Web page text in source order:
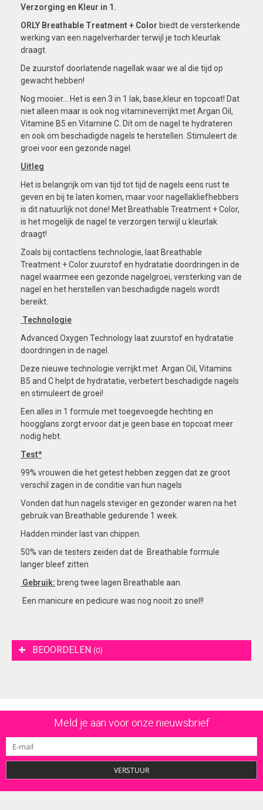
Verzorging en Kleur in 1.
ORLY Breathable Treatment + Color biedt de versterkende
werking van een nagelverharder terwijl je toch kleurlak
draagt.
De zuurstof doorlatende nagellak waar we al die tijd op
gewacht hebben!
Nog mooier... Het is een 3 in 1 lak, base,kleur en topcoat! Dat
niet alleen maar is ook nog vitamineverrijkt met Argan Oil,
Vitamine B5 en Vitamine C. Dit om de nagel te hydrateren
en ook om beschadigde nagels te herstellen. Stimuleert de
groei voor een gezonde nagel.
Uitleg
Het is belangrijk om van tijd tot tijd de nagels eens rust te
geven en bij te laten komen, maar voor nagellakliefhebbers
is dit natuurlijk not done! Met Breathable Treatment + Color,
is het mogelijk de nagel te verzorgen terwijl u kleurlak
draagt!
Zoals bij contactlens technologie, laat Breathable
Treatment + Color zuurstof en hydratatie doordringen in de
nagel waarmee een gezonde nagelgroei, versterking van de
nagel en het herstellen van beschadigde nagels wordt
bereikt.
Technologie
Advanced Oxygen Technology laat zuurstof en hydratatie
doordringen in de nagel.
Deze nieuwe technologie verrijkt met Argan Oil, Vitamins
B5 and C helpt de hydratatie, verbetert beschadigde nagels
en stimuleert de groei!
Een alles in 1 formule met toegevoegde hechting en
hoogglans zorgt ervoor dat je geen base en topcoat meer
nodig hebt.
Test*
99% vrouwen die het getest hebben zeggen dat ze groot
verschil zagen in de conditie van hun nagels
Vonden dat hun nagels steviger en gezonder waren na het
gebruik van Breathable gedurende 1 week.
Hadden minder last van chippen.
50% van de testers zeiden dat de Breathable formule
langer bleef zitten
Gebruik: breng twee lagen Breathable aan.
Een manicure en pedicure was nog nooit zo snel!!
BEOORDELEN (0)
Meld je aan voor onze nieuwsbrief
VERSTUUR